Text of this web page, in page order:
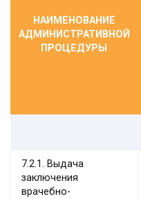
НАИМЕНОВАНИЕ
АДМИНИСТРАТИВНОЙ
ПРОЦЕДУРЫ
7.2.1. Выдача
заключения
врачебно-